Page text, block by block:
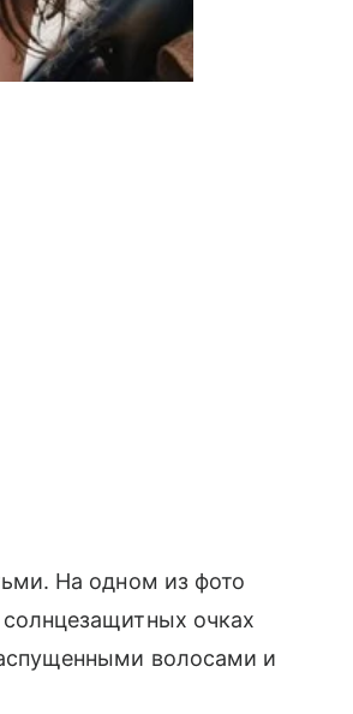
На одном из фото
очках
волосами и